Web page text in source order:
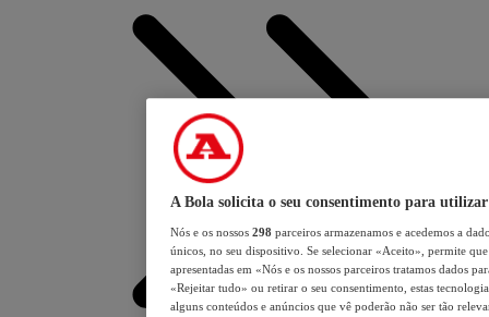
A Bola solicita o seu consentimento para utilizar
Nós e os nossos 298 parceiros armazenamos e acedemos a
únicos, no seu dispositivo. Se selecionar «Aceito», permite
apresentadas em «Nós e os nossos parceiros tratamos dados
«Rejeitar tudo» ou retirar o seu consentimento, estas
alguns conteúdos e anúncios que vê poderão não ser tão